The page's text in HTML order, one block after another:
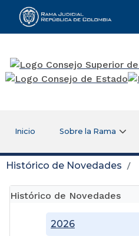
Rama Judicial
Inicio Sobre la Rama
Histórico de Novedades
Histórico de Novedades
2026